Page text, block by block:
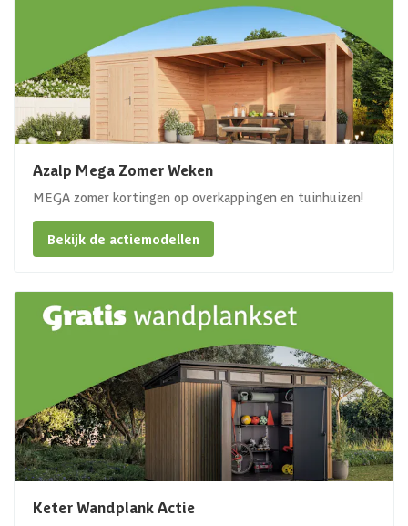
Azalp Mega Zomer Weken
MEGA zomer kortingen op overkappingen en tuinhuizen!
Bekijk de actiemodellen
Keter Wandplank Actie